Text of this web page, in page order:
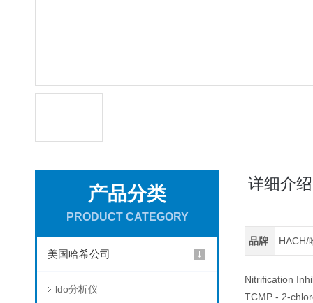
产品分类
PRODUCT CATEGORY
美国哈希公司
ldo分析仪
详细介绍
品牌 HACH/
Nitrification
TCMP - 2-